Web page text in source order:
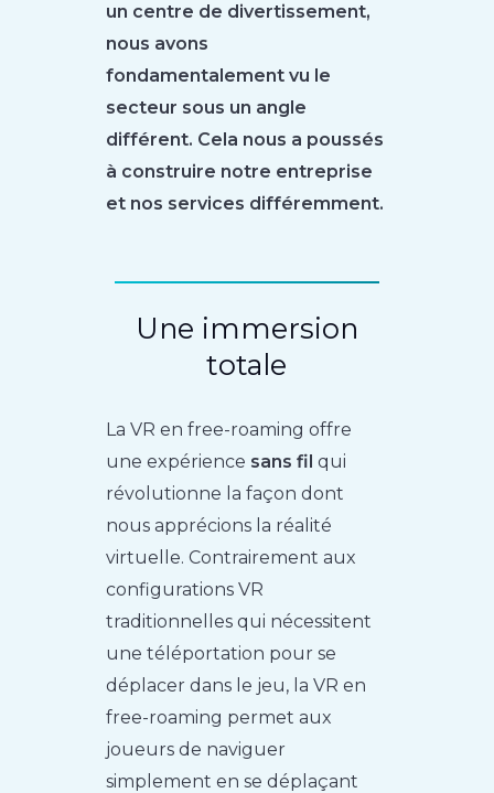
un centre de divertissement,
nous avons
fondamentalement vu le
secteur sous un angle
différent. Cela nous a poussés
à construire notre entreprise
et nos services différemment.
Une immersion
totale
La VR en free-roaming offre
une expérience sans fil qui
révolutionne la façon dont
nous apprécions la réalité
virtuelle. Contrairement aux
configurations VR
traditionnelles qui nécessitent
une téléportation pour se
déplacer dans le jeu, la VR en
free-roaming permet aux
joueurs de naviguer
simplement en se déplaçant